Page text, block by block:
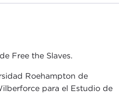
Free the Slaves.
Roehampton de
para el Estudio de